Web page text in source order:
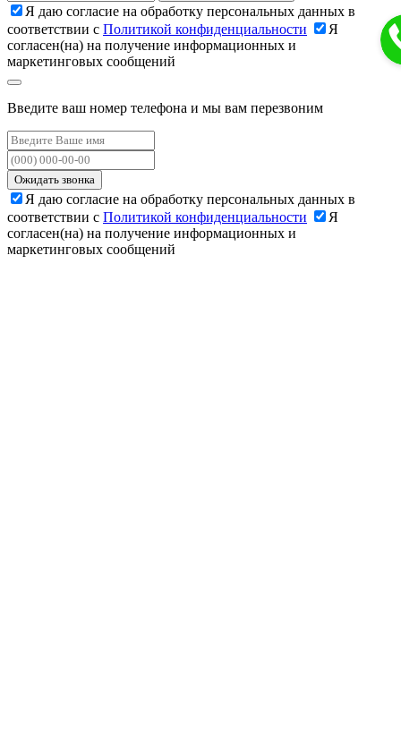
Я даю согласие на обработку персональных данных в
соответствии с Политикой конфиденциальности
Я
согласен(на) на получение информационных и
маркетинговых сообщений
Введите ваш номер телефона и мы вам перезвоним
Ожидать звонка
Я даю согласие на обработку персональных данных в
соответствии с Политикой конфиденциальности
Я
согласен(на) на получение информационных и
маркетинговых сообщений